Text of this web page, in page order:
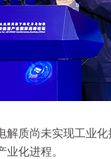
解质尚未实现工业
化进程。